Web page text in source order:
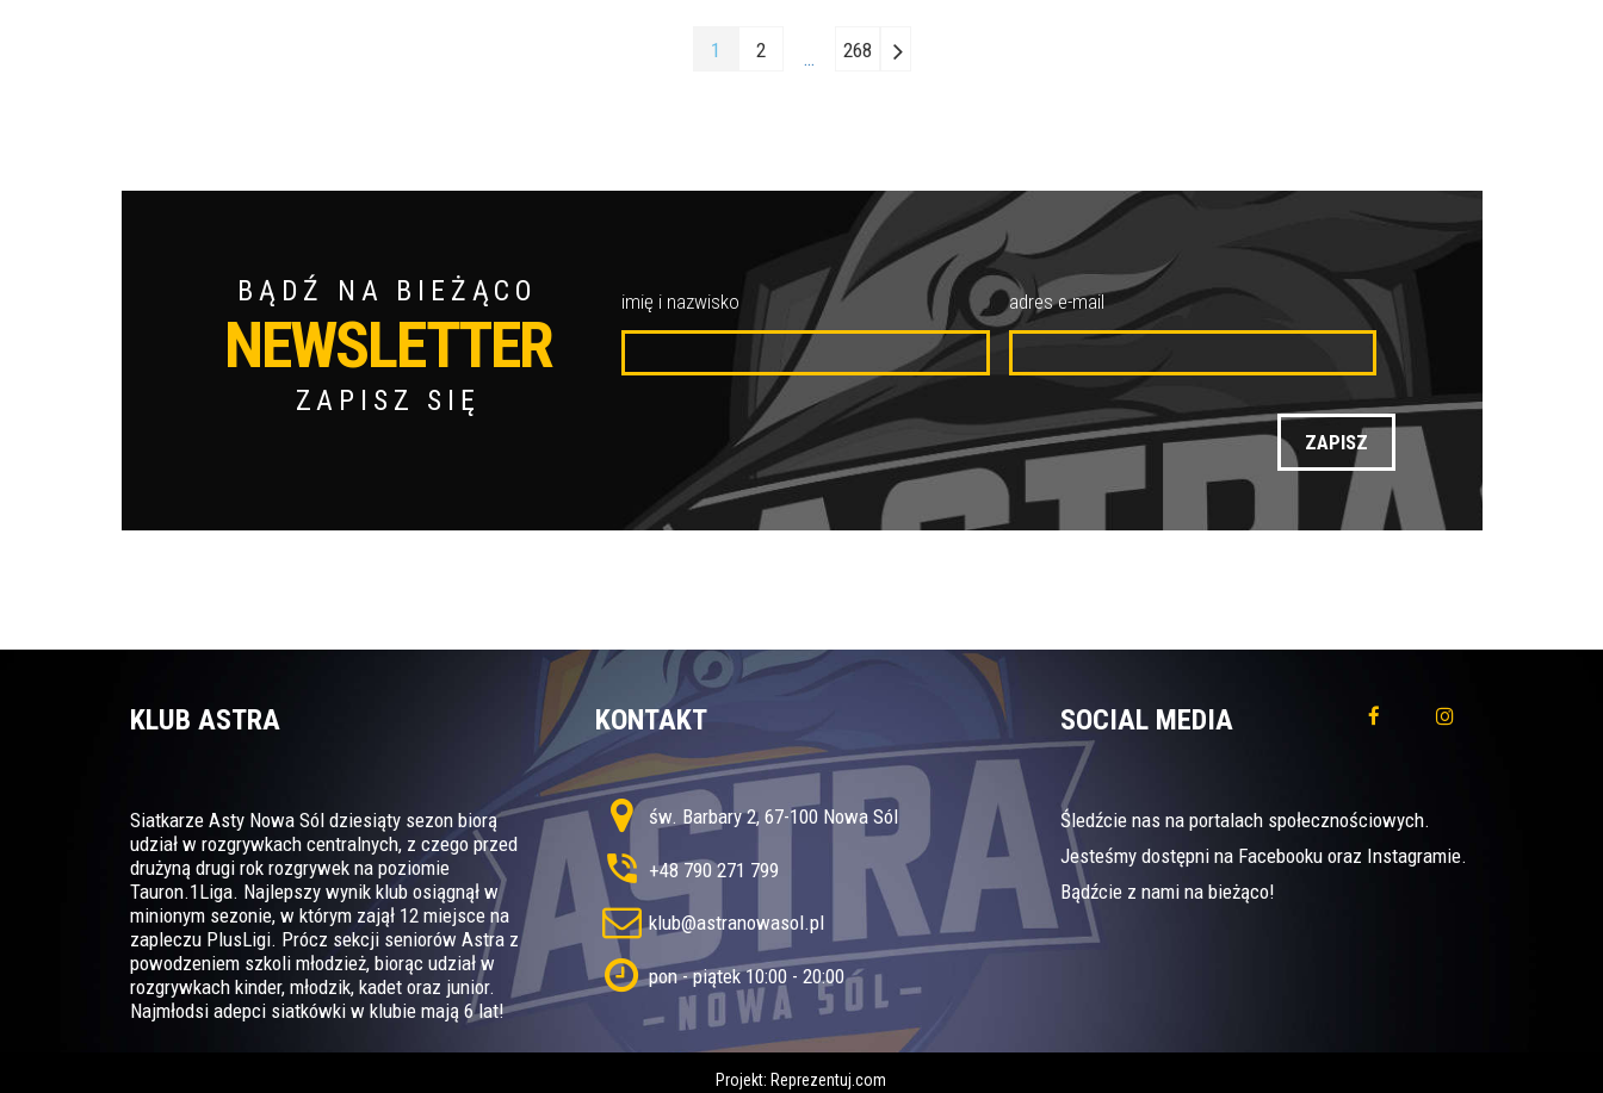
1 2 … 268
BĄDŹ NA BIEŻĄCO
NEWSLETTER
ZAPISZ SIĘ
imię i nazwisko adres e-mail
KLUB ASTRA
Siatkarze Asty Nowa Sól dziesiąty sezon biorą
udział w rozgrywkach centralnych, z czego przed
drużyną drugi rok rozgrywek na poziomie
Tauron.1Liga. Najlepszy wynik klub osiągnął w
minionym sezonie, w którym zajął 12 miejsce na
zapleczu PlusLigi. Prócz sekcji seniorów Astra z
powodzeniem szkoli młodzież, biorąc udział w
rozgrywkach kinder, młodzik, kadet oraz junior.
Najmłodsi adepci siatkówki w klubie mają 6 lat!
KONTAKT
św. Barbary 2, 67-100 Nowa Sól
+48 790 271 799
klub@astranowasol.pl
pon - piątek 10:00 - 20:00
SOCIAL MEDIA
Śledźcie nas na portalach społecznościowych.
Jesteśmy dostępni na Facebooku oraz Instagramie.
Bądźcie z nami na bieżąco!
Projekt: Reprezentuj.com